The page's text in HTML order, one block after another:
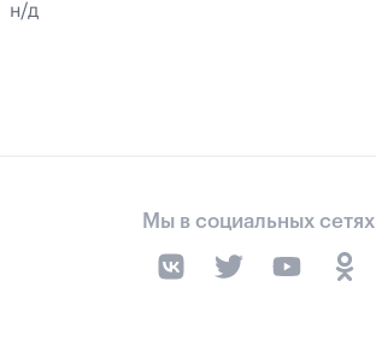
н/д
Мы в социальных сетях